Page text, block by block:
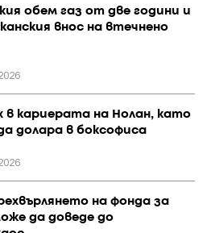
обем газ от две години и
внос на втечнено
в кариерата на Нолан, като
долара в боксофиса
на фонда за
да доведе до